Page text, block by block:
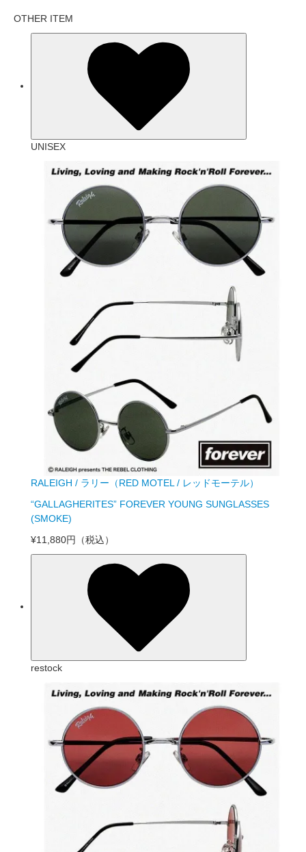
OTHER ITEM
UNISEX
RALEIGH / ラリー（RED MOTEL / レッドモーテル）
“GALLAGHERITES” FOREVER YOUNG SUNGLASSES
(SMOKE)
¥11,880円 （税込）
restock